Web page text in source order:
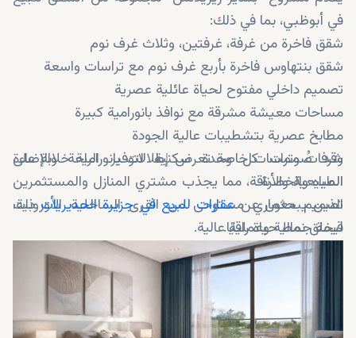
في أبوظبي، بما في ذلك:
شقق فاخرة من غرفة، غرفتين، وثلاث غرف نوم
شقق بنتهاوس فاخرة بأربع غرف نوم مع تراسات واسعة
تصميم داخلي مفتوح لحياة عائلية عصرية
مساحات معيشة مشرقة مع نوافذ بانورامية كبيرة
مطابخ عصرية بتشطيبات عالية الجودة
شرفات وتراسات خاصة تعرض إطلالات بانورامية خلابة على
المياه والخضرة
تصميم معماري مستوحى من القرى الساحلية الأوروبية،
ليخلق نمط حياة راقيًا.
وقد صُممت كل وحدة سكنية لتوفير الراحة والإضاءة
الطبيعية والأناقة، مما يجذب مشتري المنازل والمستثمرين
الذين يبحثون عنعقارات للبيع في جزيرة الحديرياتذات
قيمة جمالية وعملية عالية.